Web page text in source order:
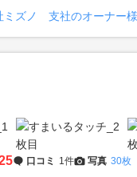
ミズノ 支社のオーナー
口コミ 1件 写真 30枚